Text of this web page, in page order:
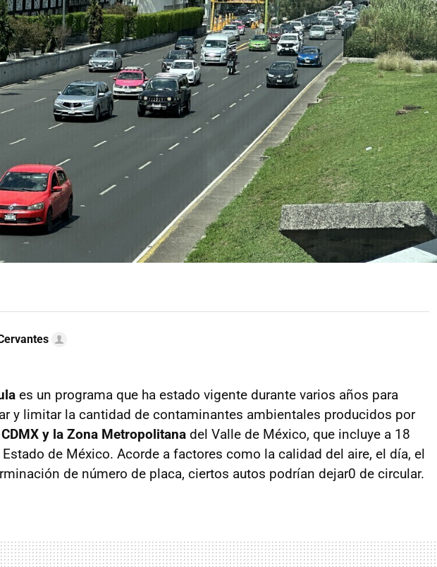
es un programa que ha estado vigente durante varios años para
y limitar la cantidad de contaminantes ambientales producidos por
CDMX y la Zona Metropolitana del Valle de México, que incluye a 18
de México. Acorde a factores como la calidad del aire, el día, el
de número de placa, ciertos autos podrían dejar0 de circular.